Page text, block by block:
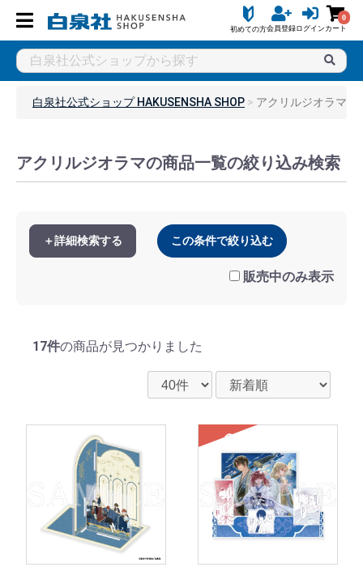
初めての方会員登録ログイン
0
カート
白泉社公式ショップ HAKUSENSHA SHOP アクリルジオラマ
アクリルジオラマの商品一覧の絞り込み検索
＋詳細検索する この条件で絞り込む
販売中のみ表示
17件の商品が見つかりました
SOLD